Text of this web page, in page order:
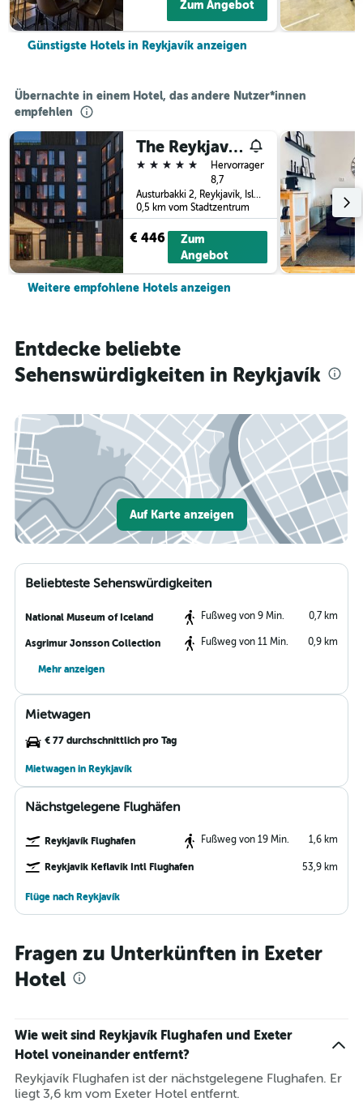
Zum Angebot
Günstigste Hotels in Reykjavík anzeigen
Übernachte in einem Hotel, das andere Nutzer*innen
empfehlen
The Reykjavik EDITION
5 Sterne
Hervorragend
8,7
Austurbakki 2, Reykjavík, Island
0,5 km vom Stadtzentrum
€ 446
Zum
Angebot
Weitere empfohlene Hotels anzeigen
Entdecke beliebte
Sehenswürdigkeiten in Reykjavík
Auf Karte anzeigen
Beliebteste Sehenswürdigkeiten
National Museum of Iceland Fußweg von 9 Min. 0,7 km
Asgrimur Jonsson Collection Fußweg von 11 Min. 0,9 km
Mehr anzeigen
Mietwagen
€ 77 durchschnittlich pro Tag
Mietwagen in Reykjavík
Nächstgelegene Flughäfen
Reykjavík Flughafen Fußweg von 19 Min. 1,6 km
Reykjavik Keflavik Intl Flughafen 53,9 km
Flüge nach Reykjavík
Fragen zu Unterkünften in Exeter
Hotel
Wie weit sind Reykjavík Flughafen und Exeter
Hotel voneinander entfernt?
Reykjavík Flughafen ist der nächstgelegene Flughafen. Er
liegt 3,6 km vom Exeter Hotel entfernt.